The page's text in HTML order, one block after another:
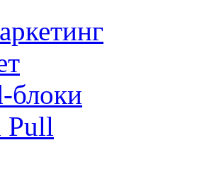
блоки
Pull